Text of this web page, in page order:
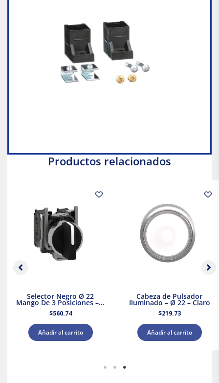
Productos relacionados
Selector Negro Ø 22
Mango De 3 Posiciones – 2
Na
$560.74
Añadir al carrito
Cabeza de Pulsador
Iluminado – Ø 22 – Claro
$219.73
Añadir al carrito